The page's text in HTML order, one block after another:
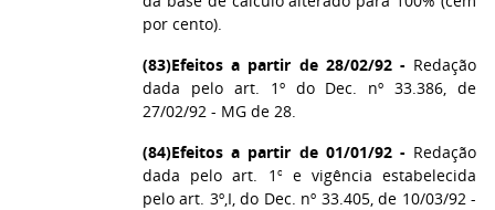
por cento).
(83)Efeitos a partir de 28/02/92 -Redação
dada pelo art. 1º do Dec. nº 33.386, de
27/02/92 - MG de 28.
(84)Efeitos a partir de 01/01/92 -Redação
dada pelo art. 1º e vigência estabelecida
pelo art. 3º,I, do Dec. nº 33.405, de 10/03/92 -